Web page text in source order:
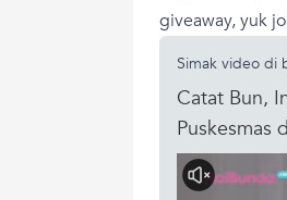
giveaway, yuk
Simak video di
Catat Bun,
Puskesmas